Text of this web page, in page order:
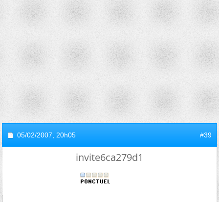
05/02/2007, 20h05 #39
invite6ca279d1